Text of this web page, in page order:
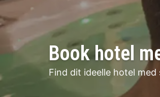
Book hotel
Find dit ideelle hotel